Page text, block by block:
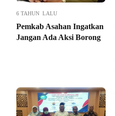
6 TAHUN LALU
Pemkab Asahan Ingatkan
Jangan Ada Aksi Borong